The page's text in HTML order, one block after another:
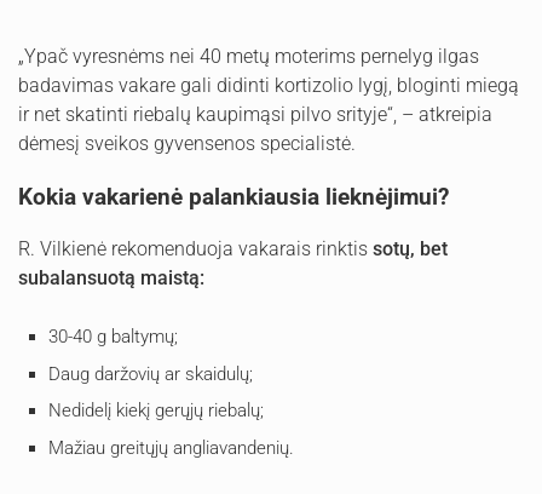
„Ypač vyresnėms nei 40 metų moterims pernelyg ilgas
badavimas vakare gali didinti kortizolio lygį, bloginti miegą
ir net skatinti riebalų kaupimąsi pilvo srityje“, – atkreipia
dėmesį sveikos gyvensenos specialistė.
Kokia vakarienė palankiausia lieknėjimui?
R. Vilkienė rekomenduoja vakarais rinktis sotų, bet
subalansuotą maistą:
30-40 g baltymų;
Daug daržovių ar skaidulų;
Nedidelį kiekį gerųjų riebalų;
Mažiau greitųjų angliavandenių.